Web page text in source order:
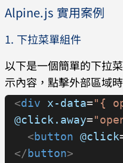
Alpine.js 實用案例
1. 下拉菜單組件
以下是一個簡單的下拉
示內容，點擊外部區域
<div x-data="{
@click.away=
  <
button @click
</button>